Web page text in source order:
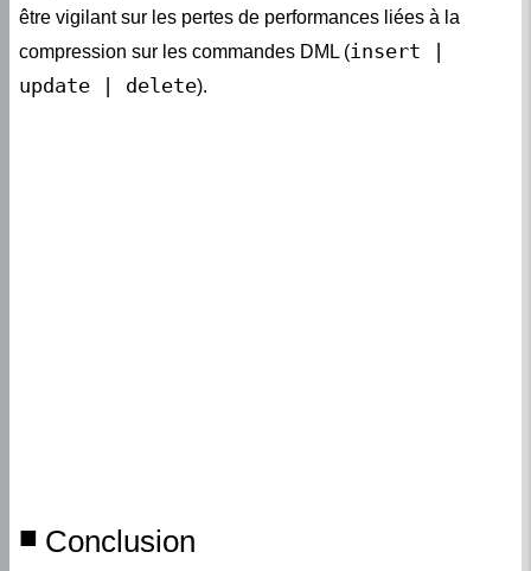
compression sur les commandes DML (insert |
update | delete).